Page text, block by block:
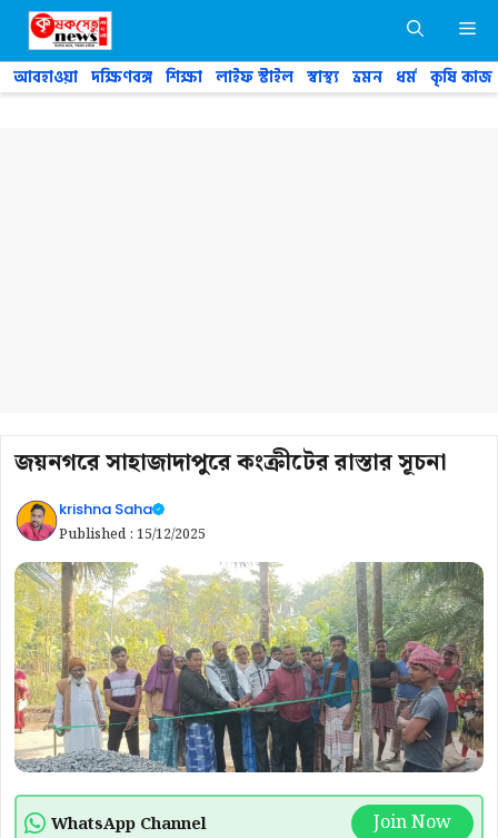
Skip
content
আবহাওয়া দক্ষিণবঙ্গ শিক্ষা লাইফ স্টাইল স্বাস্থ্য ভ্রমন ধর্ম কৃষি কাজ
জয়নগরে সাহাজাদাপুরে কংক্রীটের রাস্তার সূচনা
krishna Saha
Published : 15/12/2025
WhatsApp Channel Join Now